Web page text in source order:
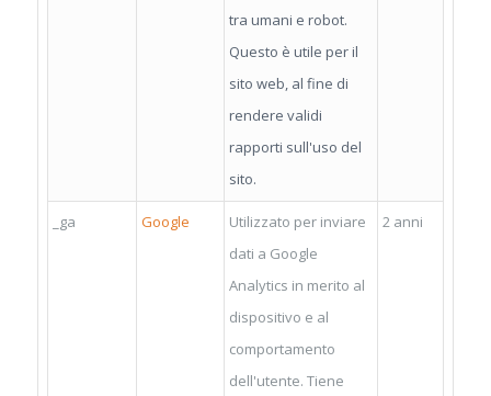
tra umani e robot.
Questo è utile per il
sito web, al fine di
rendere validi
rapporti sull'uso del
sito.
_ga Google
Utilizzato per inviare
dati a Google
Analytics in merito al
dispositivo e al
comportamento
dell'utente. Tiene
2 anni